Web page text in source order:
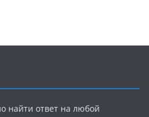
найти ответ на любой